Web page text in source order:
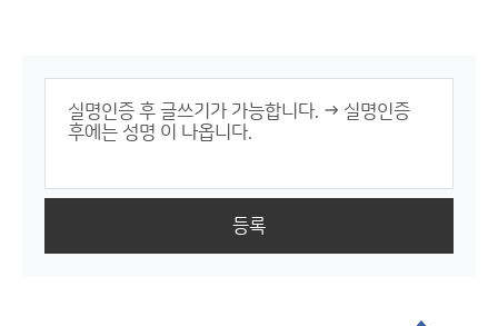
등록